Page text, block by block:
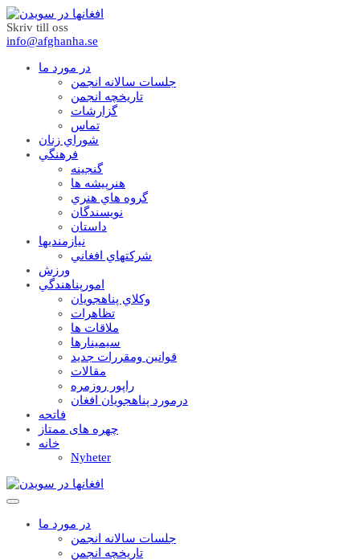
Skriv till oss
info@afghanha.se
در مورد ما
جلسات سالانه انجمن
تاریخچه انجمن
گزارشات
تماس
شوراي زنان
فرهنگي
گنجينه
هنرپيشه ها
گروه هاي هنري
نويسندگان
داستان
نيازمنديها
شرکتهاي افغاني
ورزش
امورپناهندگي
وکلاي پناهجويان
تظاهرات
ملاقات ها
سيمينارها
قوانين ومقررات جديد
مقالات
راپور روزمره
درمورد پناهجويان افغان
فاتحه
چهره های ممتاز
خانه
Nyheter
در مورد ما
جلسات سالانه انجمن
تاریخچه انجمن